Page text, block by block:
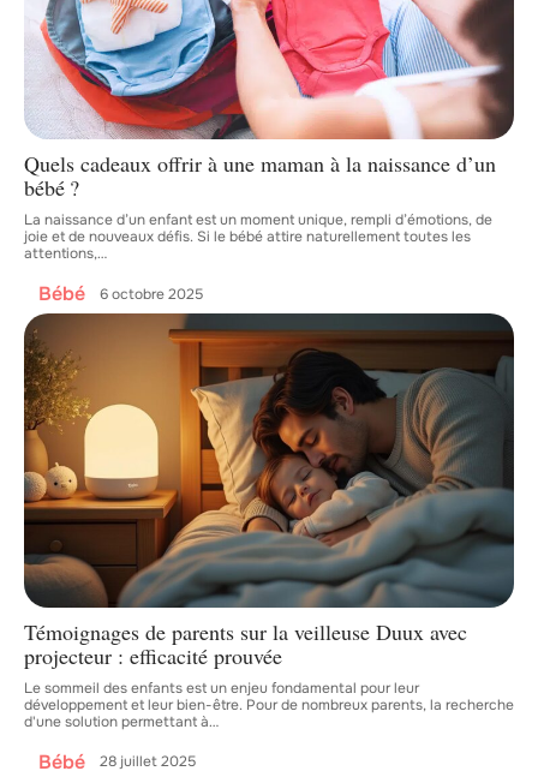
Quels cadeaux offrir à une maman à la naissance d’un
bébé ?
La naissance d’un enfant est un moment unique, rempli d’émotions, de
joie et de nouveaux défis. Si le bébé attire naturellement toutes les
attentions,…
Bébé 6 octobre 2025
Témoignages de parents sur la veilleuse Duux avec
projecteur : efficacité prouvée
Le sommeil des enfants est un enjeu fondamental pour leur
développement et leur bien-être. Pour de nombreux parents, la recherche
d'une solution permettant à…
Bébé 28 juillet 2025